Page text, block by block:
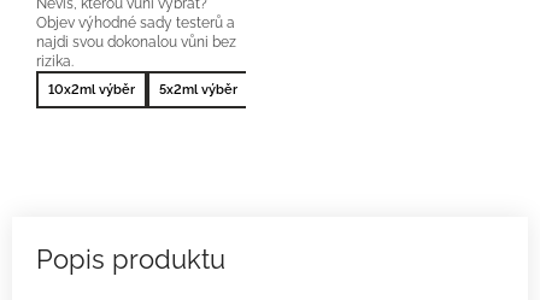
Objev výhodné sady testerů a
najdi svou dokonalou vůni bez
rizika.
10x2ml výběr 5x2ml výběr